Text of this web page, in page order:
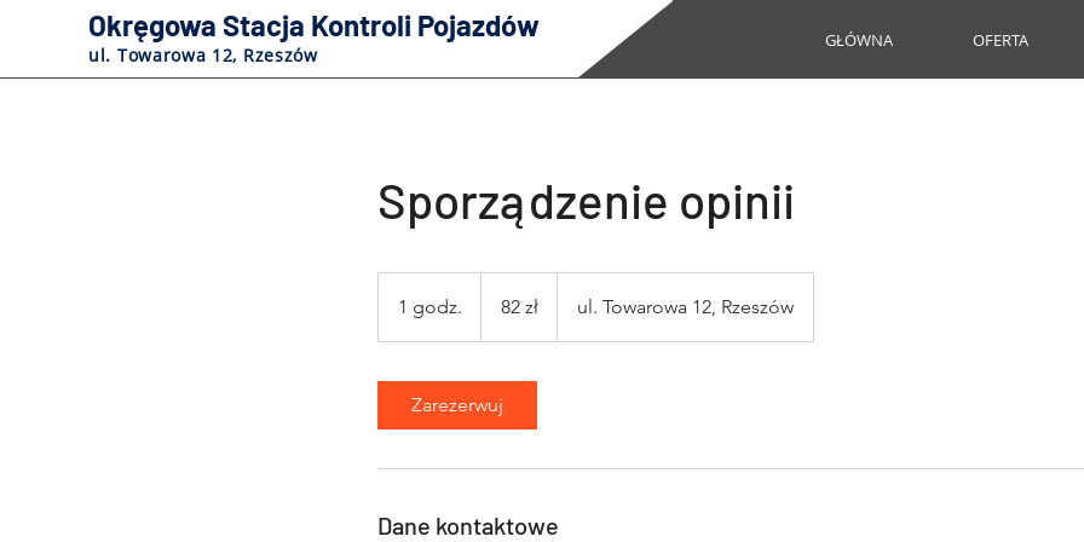
Okręgowa Stacja Kontroli Pojazdów
ul. Towarowa 12, Rzeszów
GŁÓWNA OFERTA
Sporządzenie opinii
1 godz.
g
polskie
82 zł ul. Towarowa 12, Rzeszów
Zarezerwuj
Dane kontaktowe